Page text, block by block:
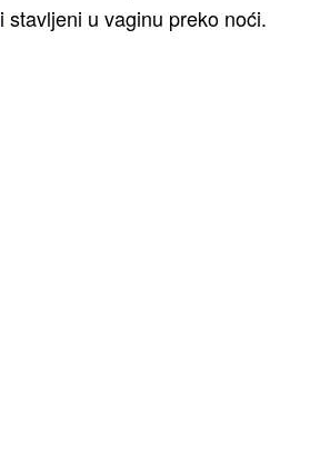
i stavljeni u vaginu preko noći.